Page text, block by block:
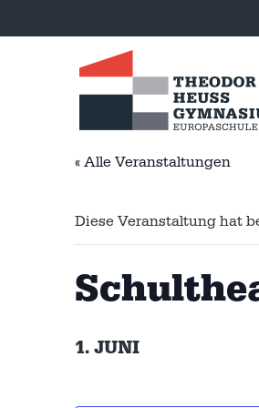
« Alle Veranstaltungen
Diese Veranstaltung hat
1. JUNI